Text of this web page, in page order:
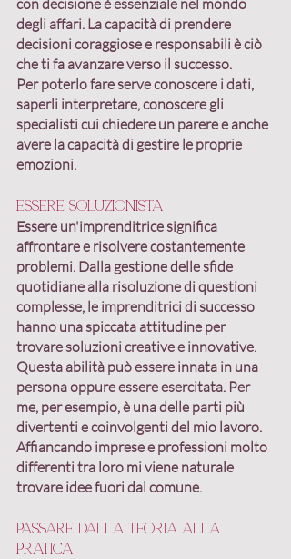
con decisione è essenziale nel mondo
degli affari. La capacità di prendere
decisioni coraggiose e responsabili è ciò
che ti fa avanzare verso il successo.
Per poterlo fare serve conoscere i dati,
saperli interpretare, conoscere gli
specialisti cui chiedere un parere e anche
avere la capacità di gestire le proprie
emozioni.
Essere soluzionista
Essere un'imprenditrice significa
affrontare e risolvere costantemente
problemi. Dalla gestione delle sfide
quotidiane alla risoluzione di questioni
complesse, le imprenditrici di successo
hanno una spiccata attitudine per
trovare soluzioni creative e innovative.
Questa abilità può essere innata in una
persona oppure essere esercitata. Per
me, per esempio, è una delle parti più
divertenti e coinvolgenti del mio lavoro.
Affiancando imprese e professioni molto
differenti tra loro mi viene naturale
trovare idee fuori dal comune.
Passare dalla teoria alla
pratica